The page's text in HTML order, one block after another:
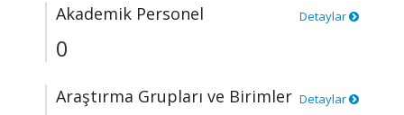
Akademik Personel Detaylar
0
Araştırma Grupları ve Birimler Detaylar